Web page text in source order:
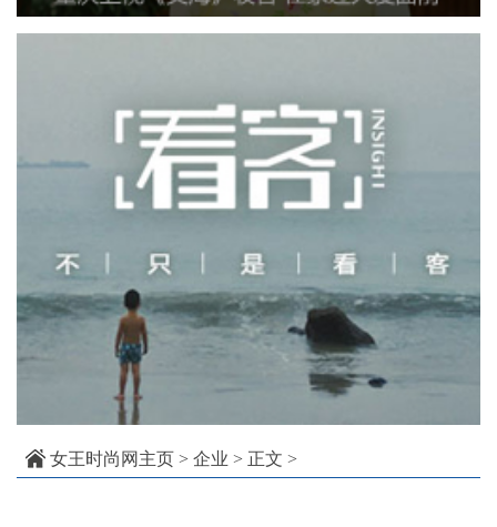
女王时尚网主页 > 企业 > 正文 >